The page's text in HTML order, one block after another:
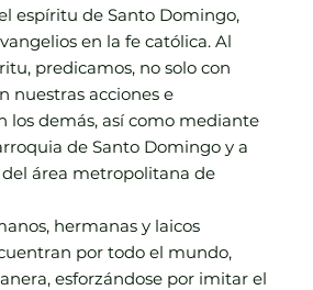
espíritu de Santo Domingo,
en la fe católica. Al
predicamos, no solo con
nuestras acciones e
los demás, así como mediante
de Santo Domingo y a
área metropolitana de
hermanas y laicos
por todo el mundo,
esforzándose por imitar el